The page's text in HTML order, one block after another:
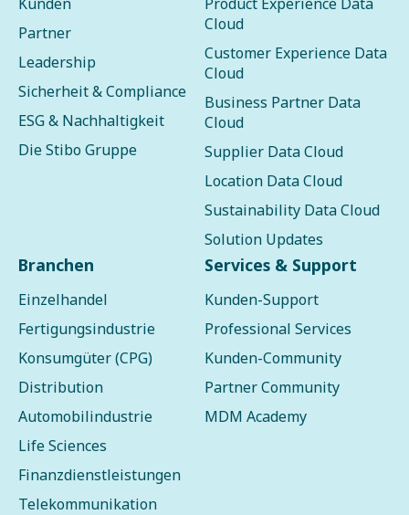
Partner
Leadership
Sicherheit & Compliance
ESG & Nachhaltigkeit
Die Stibo Gruppe
Cloud
Customer Experience Data
Cloud
Business Partner Data
Cloud
Supplier Data Cloud
Location Data Cloud
Sustainability Data Cloud
Solution Updates
Branchen
Einzelhandel
Fertigungsindustrie
Konsumgüter (CPG)
Distribution
Automobilindustrie
Life Sciences
Finanzdienstleistungen
Telekommunikation
Services & Support
Kunden-Support
Professional Services
Kunden-Community
Partner Community
MDM Academy